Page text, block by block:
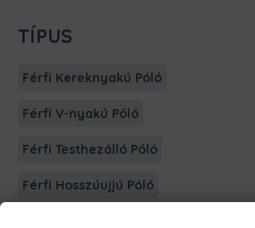
TÍPUS
Férfi Kereknyakú Póló
Férfi V-nyakú Póló
Férfi Testhezálló Póló
Férfi Hosszúujjú Póló